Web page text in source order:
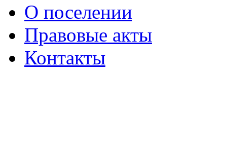
О поселении
Правовые акты
Контакты